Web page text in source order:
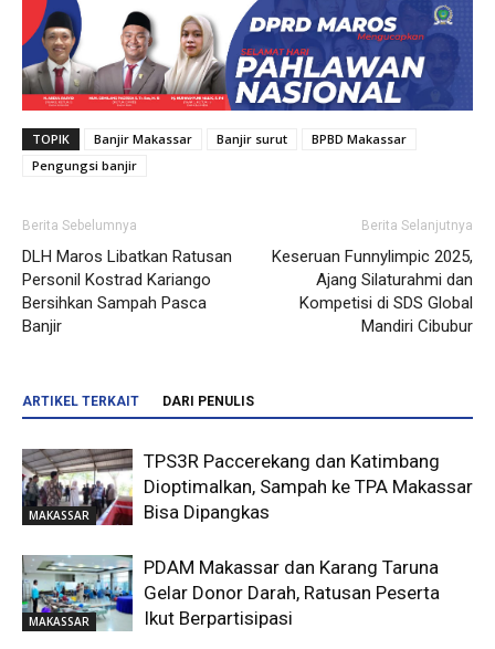
TOPIK Banjir Makassar Banjir surut
BPBD Makassar
Pengungsi banjir
Berita Sebelumnya
DLH Maros Libatkan Ratusan
Personil Kostrad Kariango
Bersihkan Sampah Pasca
Banjir
Berita Selanjutnya
Keseruan Funnylimpic 2025,
Ajang Silaturahmi dan
Kompetisi di SDS Global
Mandiri Cibubur
ARTIKEL TERKAIT DARI PENULIS
MAKASSAR
TPS3R Paccerekang dan Katimbang
Dioptimalkan, Sampah ke TPA Makassar
Bisa Dipangkas
MAKASSAR
PDAM Makassar dan Karang Taruna
Gelar Donor Darah, Ratusan Peserta
Ikut Berpartisipasi